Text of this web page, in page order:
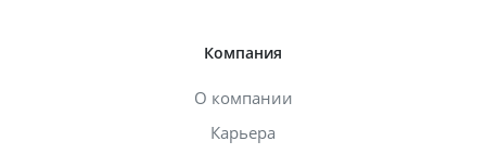
Компания
О компании
Карьера